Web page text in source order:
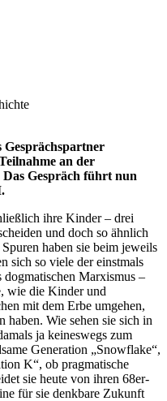
Gesprächspartner
an der
Gespräch führt nun
ihre Kinder – drei
und doch so ähnlich
haben sie beim jeweils
sich so viele der einstmals
dogmatischen Marxismus –
wie die Kinder und
mit dem Erbe umgehen,
haben. Wie sehen sie sich in
ja keineswegs zum
Generation „Snowflake“,
K“, ob pragmatische
sie heute von ihren 68er-
für sie denkbare Zukunft